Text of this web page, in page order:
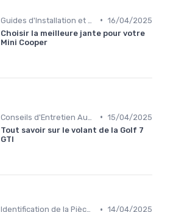
• 16/04/2025
Choisir la meilleure jante pour votre
Mini Cooper
• 15/04/2025
Tout savoir sur le volant de la Golf 7
GTI
Identification de la Pièce Nécessaire • 14/04/2025